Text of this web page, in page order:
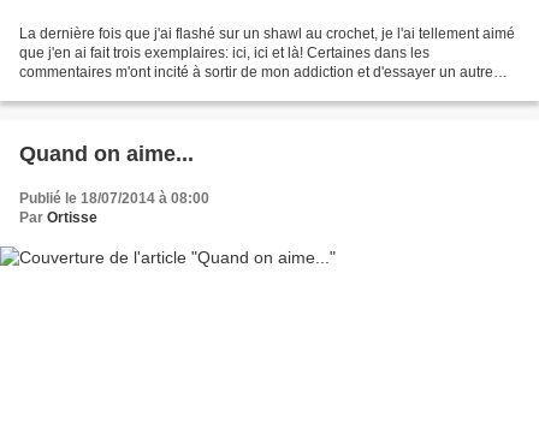
La dernière fois que j'ai flashé sur un shawl au crochet, je l'ai tellement aimé
que j'en ai fait trois exemplaires: ici, ici et là! Certaines dans les
commentaires m'ont incité à sortir de mon addiction et d'essayer un autre
Quand on aime...
Publié le 18/07/2014 à 08:00
Par Ortisse